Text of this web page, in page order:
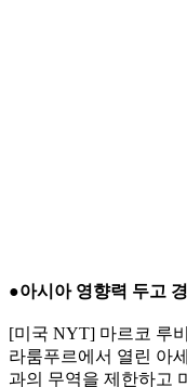
●아시아 영향력 두고
[미국 NYT] 마르코 루
라룸푸르에서 열린 아
과의 무역을 제한하고